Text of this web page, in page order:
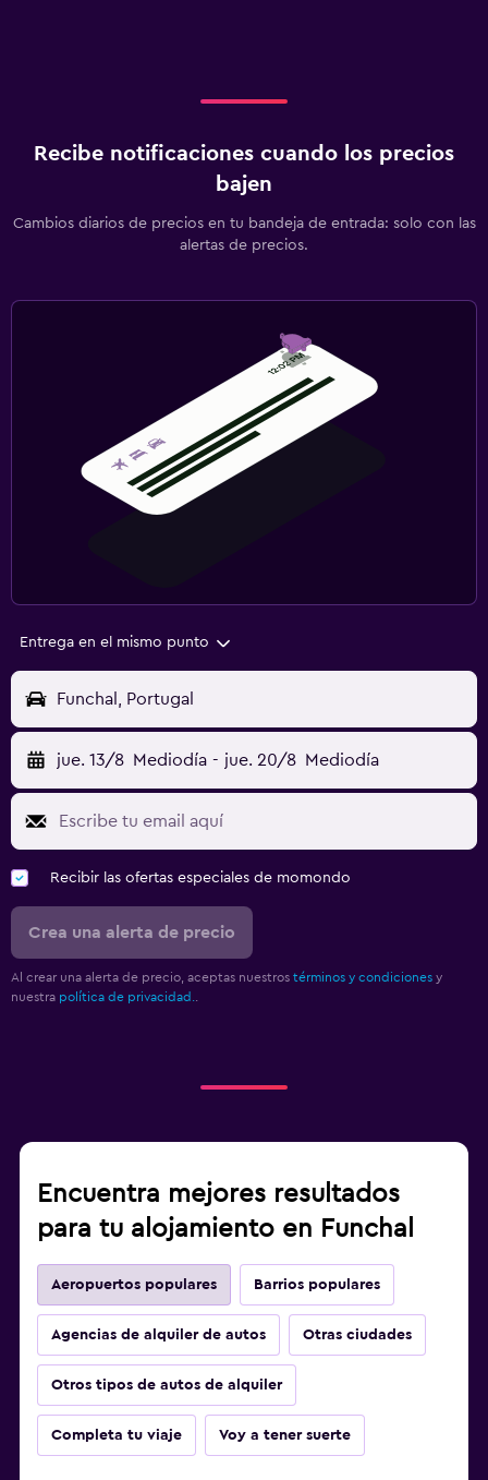
Recibe notificaciones cuando los precios
bajen
Cambios diarios de precios en tu bandeja de entrada: solo con las
alertas de precios.
Entrega en el mismo punto
Funchal, Portugal
jue. 13/8 Mediodía - jue. 20/8 Mediodía
Recibir las ofertas especiales de momondo
Crea una alerta de precio
Al crear una alerta de precio, aceptas nuestros términos y condiciones y
nuestra política de privacidad..
Encuentra mejores resultados
para tu alojamiento en Funchal
Aeropuertos populares Barrios populares
Agencias de alquiler de autos Otras ciudades
Otros tipos de autos de alquiler
Completa tu viaje Voy a tener suerte